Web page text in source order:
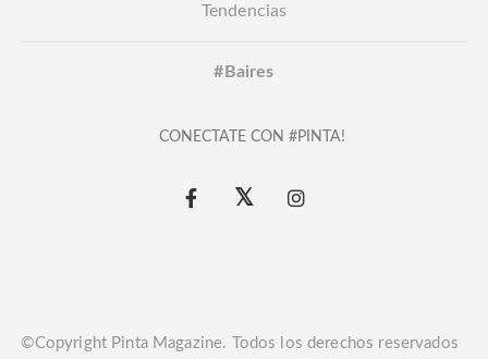
Tendencias
#Baires
CONECTATE CON #PINTA!
©Copyright Pinta Magazine. Todos los derechos reservados